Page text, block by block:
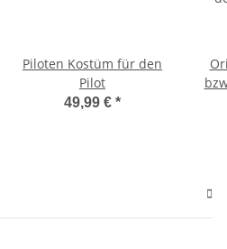
Piloten Kostüm für den
Pilot
49,99 € *